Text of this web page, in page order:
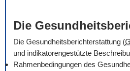
Die
Die Gesundheitsberichterstattung (
und indikatorengestützte
Rahmenbedingungen des